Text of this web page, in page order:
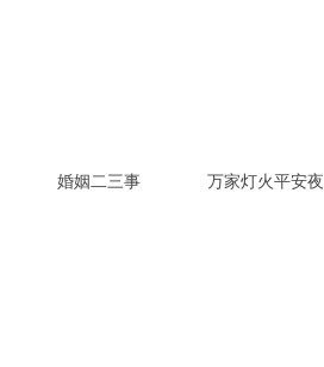
婚姻二三事 万家灯火平安夜